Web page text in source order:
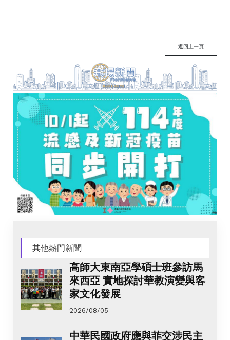
返回上一頁
其他熱門新聞
高師大東南亞學碩士班參訪馬
來西亞 實地探討華教演變與客
家文化發展
2026/08/05
中華民國政府應與菲交涉民主